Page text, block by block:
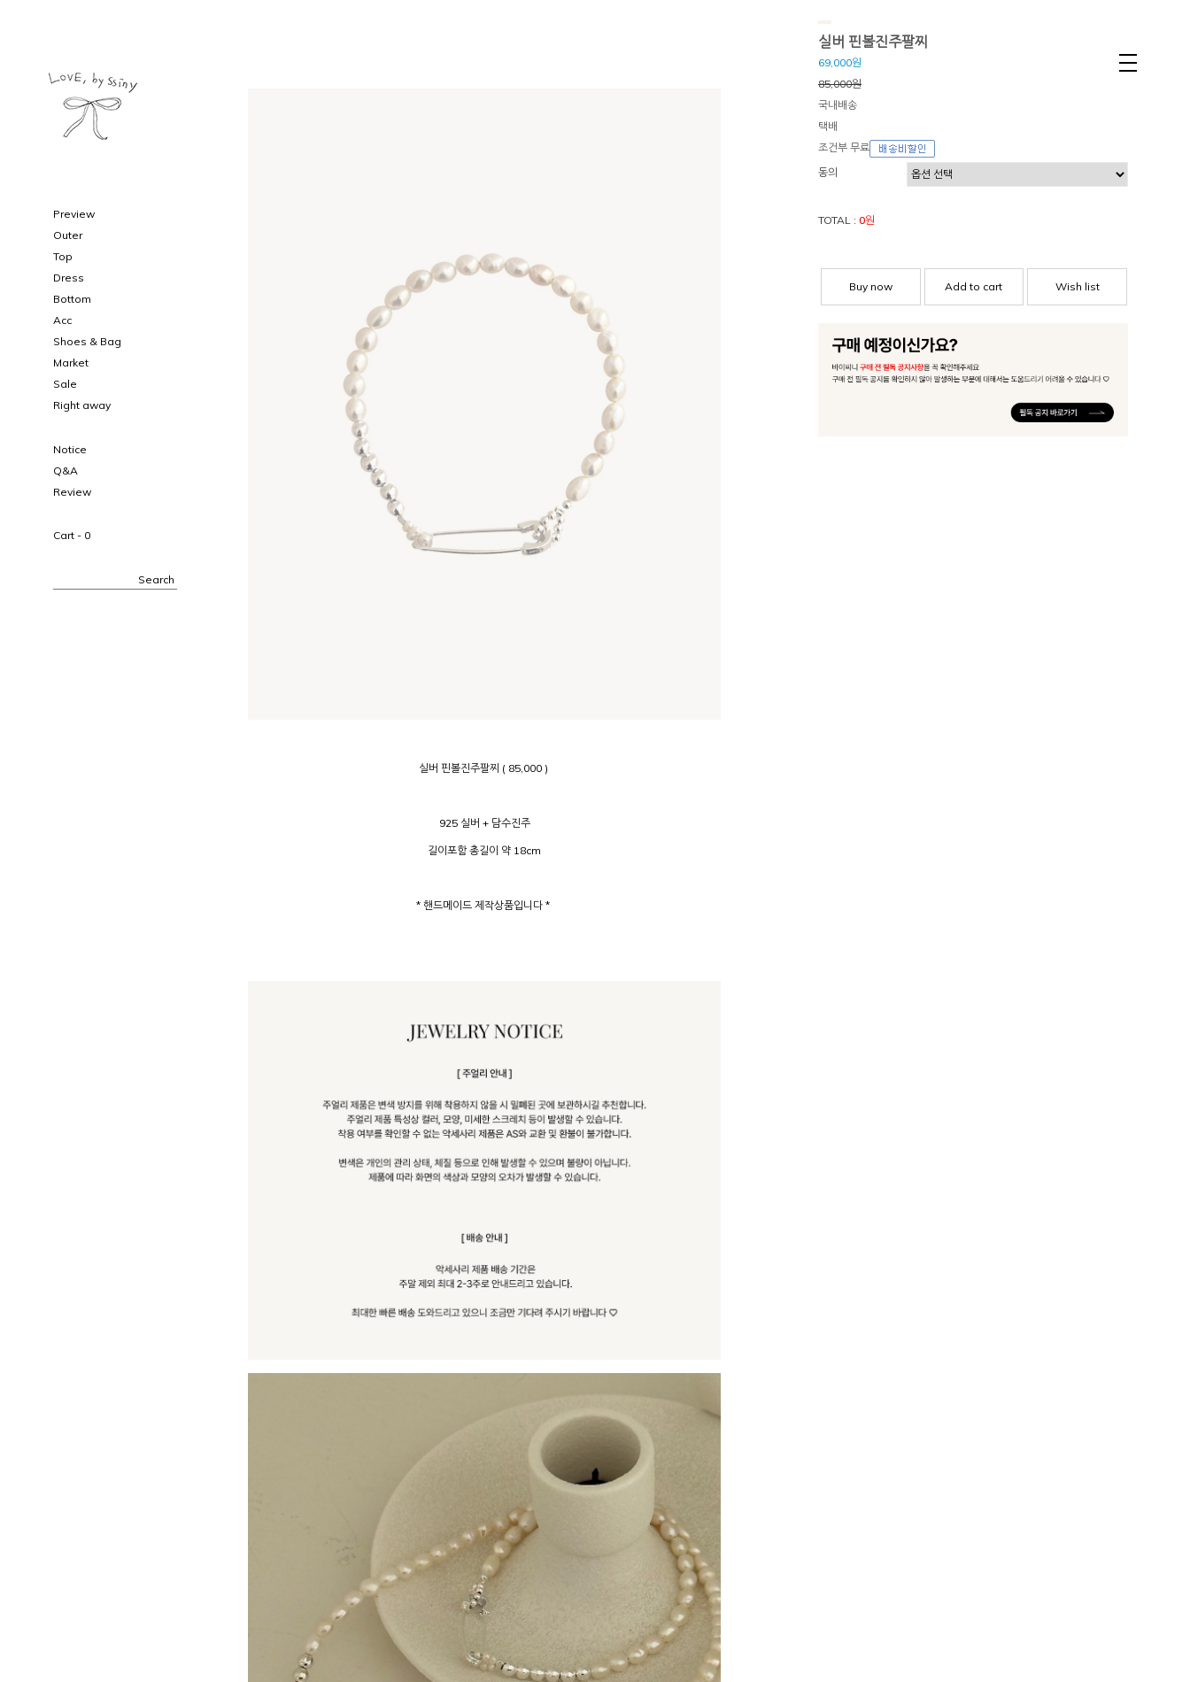
Preview
Outer
Top
Dress
Bottom
Acc
Shoes & Bag
Market
Sale
Right away
Notice
Q&A
Review
Cart - 0
Search
실버 핀볼진주팔찌
69,000원
85,000원
국내배송
택배
조건부 무료
동의
TOTAL : 0원
Buy now Add to cart Wish list
실버 핀볼진주팔찌 ( 85,000 )
925 실버 + 담수진주
길이포함 총길이 약 18cm
* 핸드메이드 제작상품입니다 *